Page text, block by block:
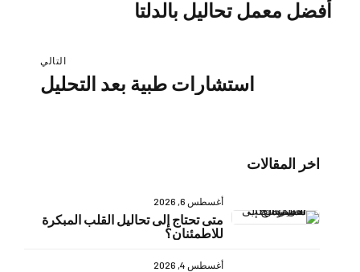
أفضل معمل تحاليل بالدلتا
التالي
استشارات طبية بعد التحليل
اخر المقالات
أغسطس 6, 2026
متى تحتاج إلى تحاليل القلب المبكرة
للاطمئنان؟
أغسطس 4, 2026